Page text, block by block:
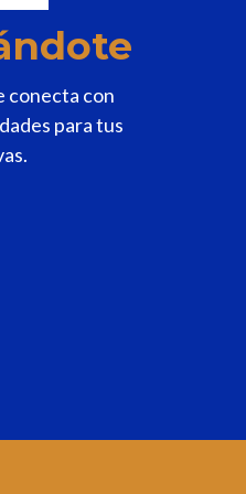
conecta con
para tus